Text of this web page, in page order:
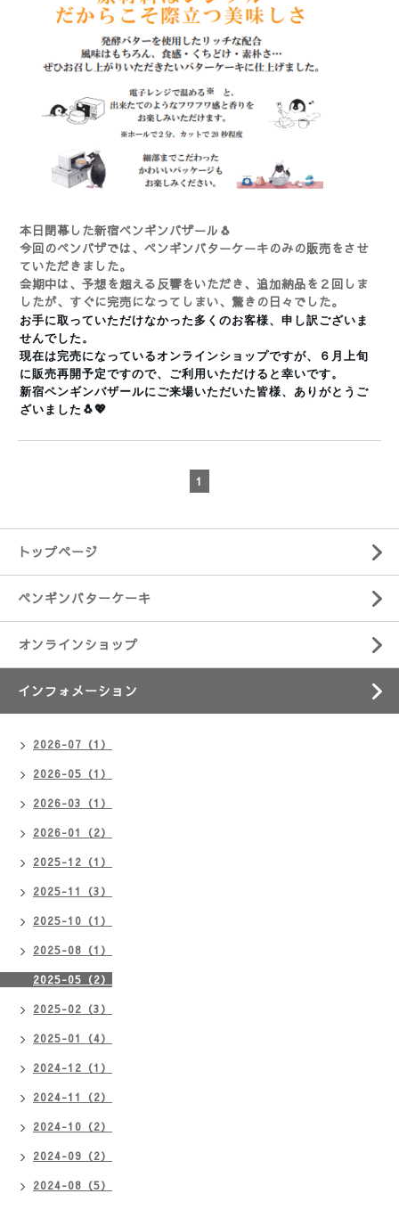
本日閉幕した新宿ペンギンバザール🐧
今回のペンバザでは、ペンギンバターケーキのみの販売をさせ
ていただきました。
会期中は、予想を超える反響をいただき、追加納品を２回しま
したが、すぐに完売になってしまい、驚きの日々でした。
お手に取っていただけなかった多くのお客様、申し訳ございま
せんでした。
現在は完売になっているオンラインショップですが、
６月上旬
に販売再開予定ですので、ご利用いただけると幸いです。
新宿ペンギンバザールにご来場いただいた皆様、ありがとうご
ざいました🐧💖
1
トップページ
ペンギンバターケーキ
オンラインショップ
インフォメーション
2026-07（1）
2026-05（1）
2026-03（1）
2026-01（2）
2025-12（1）
2025-11（3）
2025-10（1）
2025-08（1）
2025-05（2）
2025-02（3）
2025-01（4）
2024-12（1）
2024-11（2）
2024-10（2）
2024-09（2）
2024-08（5）